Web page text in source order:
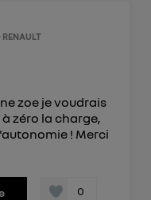
zoe je voudrais
zéro la charge,
! Merci
0